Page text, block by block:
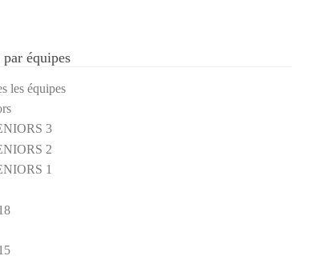
équipes
les équipes
3
2
1